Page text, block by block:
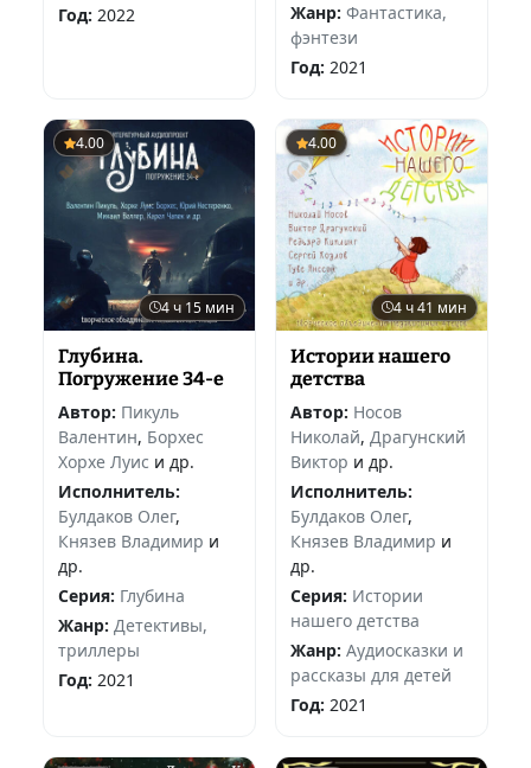
Год: 2022
Жанр: Фантастика,
фэнтези
Год: 2021
4.00
4 ч 15 мин
Глубина.
Погружение 34-е
Автор: Пикуль
Валентин, Борхес
Хорхе Луис и др.
Исполнитель:
Булдаков Олег,
Князев Владимир и
др.
Серия: Глубина
Жанр: Детективы,
триллеры
Год: 2021
4.00
4 ч 41 мин
Истории нашего
детства
Автор: Носов
Николай, Драгунский
Виктор и др.
Исполнитель:
Булдаков Олег,
Князев Владимир и
др.
Серия: Истории
нашего детства
Жанр: Аудиосказки и
рассказы для детей
Год: 2021